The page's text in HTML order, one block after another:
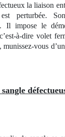
la liaison
est perturbée.
Il impose le
à-dire volet
munissez-vous